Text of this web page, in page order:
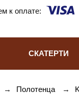
к оплате:
СКАТЕРТИ
→ Полотенца →